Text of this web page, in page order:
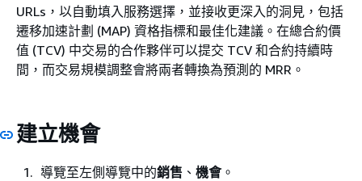
URLs，以自動填入服務選擇，並接收更深入的洞見，包括
遷移加速計劃 (MAP) 資格指標和最佳化建議。在總合約價
值 (TCV) 中交易的合作夥伴可以提交 TCV 和合約持續時
間，而交易規模調整會將兩者轉換為預測的 MRR。
建立機會
導覽至左側導覽中的銷售 、 機會。